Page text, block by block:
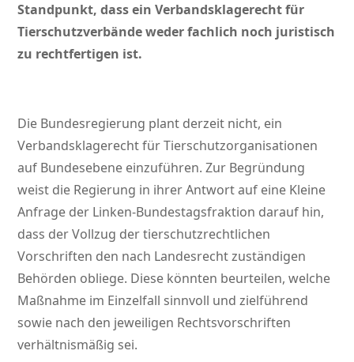
Standpunkt, dass ein Verbandsklagerecht für
Tierschutzverbände weder fachlich noch juristisch
zu rechtfertigen ist.
Die Bundesregierung plant derzeit nicht, ein
Verbandsklagerecht für Tierschutzorganisationen
auf Bundesebene einzuführen. Zur Begründung
weist die Regierung in ihrer Antwort auf eine Kleine
Anfrage der Linken-Bundestagsfraktion darauf hin,
dass der Vollzug der tierschutzrechtlichen
Vorschriften den nach Landesrecht zuständigen
Behörden obliege. Diese könnten beurteilen, welche
Maßnahme im Einzelfall sinnvoll und zielführend
sowie nach den jeweiligen Rechtsvorschriften
verhältnismäßig sei.